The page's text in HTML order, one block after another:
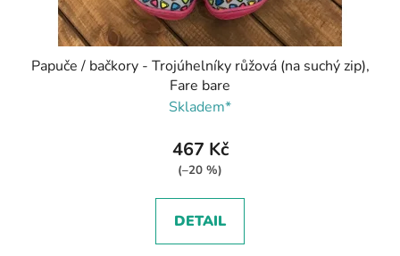
Papuče / bačkory - Trojúhelníky růžová (na suchý zip),
Fare bare
Skladem*
467 Kč
(–20 %)
DETAIL